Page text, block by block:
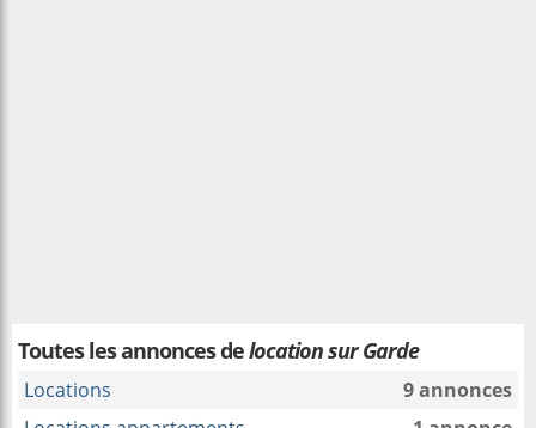
Toutes les annonces delocation sur Garde
Locations
9 annonces